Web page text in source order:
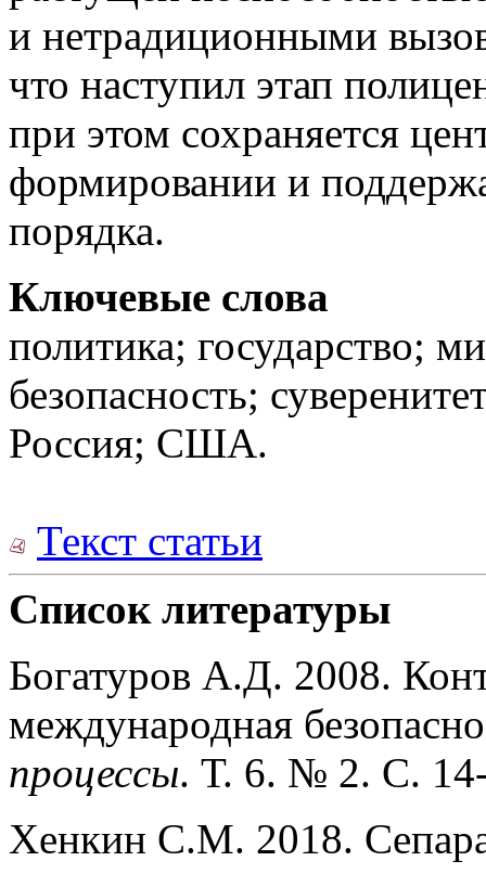
и нетрадиционными
что наступил этап
при этом сохраняется
формировании и
порядка.
Ключевые слова
политика; государство;
безопасность;
Россия; США.
Текст статьи
Список литературы
Богатуров А.Д. 2008.
международная
процессы. Т. 6. № 2. С.
Хенкин С.М. 2018.